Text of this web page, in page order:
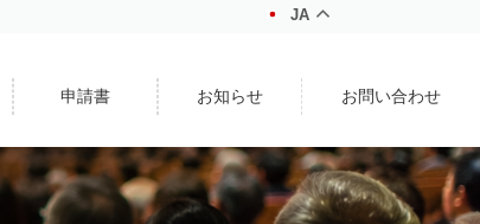
JA
申請書 お知らせ お問い合わせ